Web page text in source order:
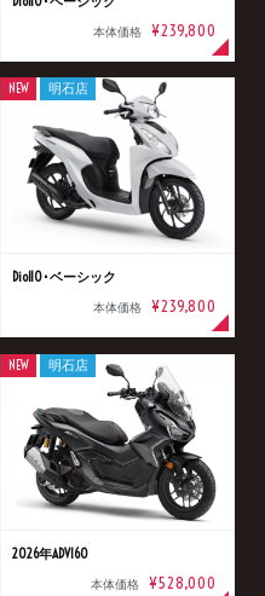
本体価格 ¥239,800
Dio110･ベーシック
本体価格 ¥239,800
NEW 明石店
2026年ADV160
本体価格 ¥528,000
NEW 明石店